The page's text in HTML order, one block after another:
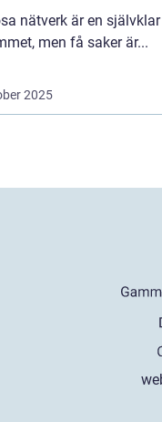
nätverk är en
men få saker är...
2025